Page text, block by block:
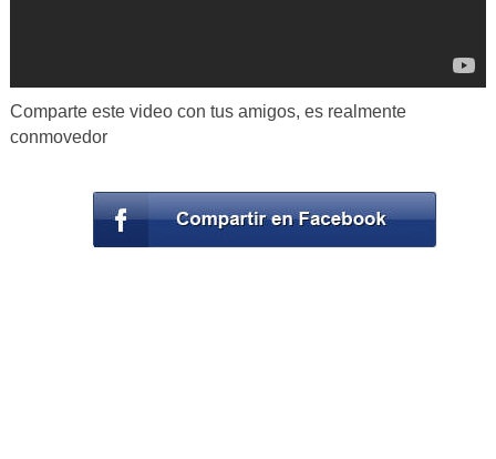
Comparte este video con tus amigos, es realmente
conmovedor